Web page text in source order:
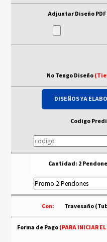
Adjuntar Diseño
No Tengo Diseño
DISEÑOS YA
Codigo
Cantidad: 2
Con: Travesaño
Forma de Pago(PARA INICIAR